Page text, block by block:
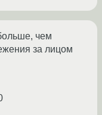
чем
за лицом